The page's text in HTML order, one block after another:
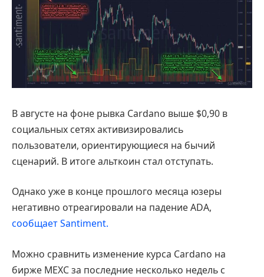
В августе на фоне рывка Cardano выше $0,90 в
социальных сетях активизировались
пользователи, ориентирующиеся на бычий
сценарий. В итоге альткоин стал отступать.
Однако уже в конце прошлого месяца юзеры
негативно отреагировали на падение ADA,
сообщает Santiment.
Можно сравнить изменение курса Cardano на
бирже MEXC за последние несколько недель с